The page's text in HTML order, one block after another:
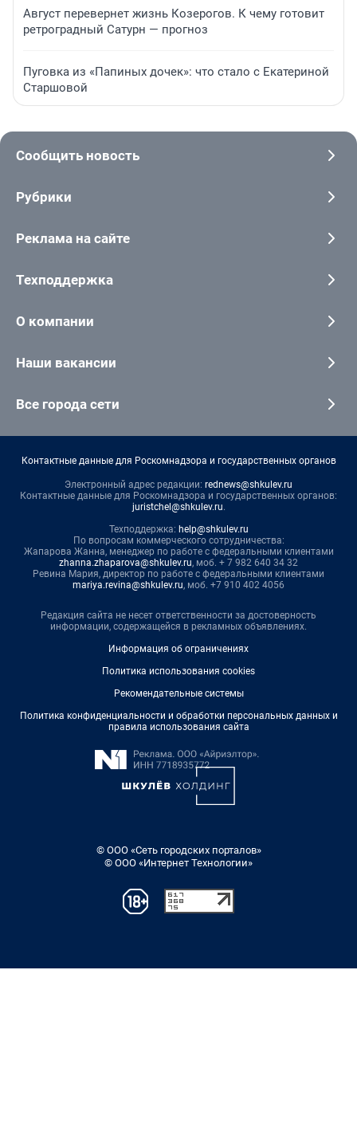
Август перевернет жизнь Козерогов. К чему готовит
ретроградный Сатурн — прогноз
Пуговка из «Папиных дочек»: что стало с Екатериной
Старшовой
Сообщить новость
Рубрики
Реклама на сайте
Техподдержка
О компании
Наши вакансии
Все города сети
Контактные данные для Роскомнадзора и государственных органов
Электронный адрес редакции: rednews@shkulev.ru
Контактные данные для Роскомнадзора и государственных органов:
juristchel@shkulev.ru.
Техподдержка: help@shkulev.ru
По вопросам коммерческого сотрудничества:
Жапарова Жанна, менеджер по работе с федеральными клиентами
zhanna.zhaparova@shkulev.ru, моб. + 7 982 640 34 32
Ревина Мария, директор по работе с федеральными клиентами
mariya.revina@shkulev.ru, моб. +7 910 402 4056
Редакция сайта не несет ответственности за достоверность
информации, содержащейся в рекламных объявлениях.
Информация об ограничениях
Политика использования cookies
Рекомендательные системы
Политика конфиденциальности и обработки персональных данных и
правила использования сайта
© ООО «Сеть городских порталов»
© ООО «Интернет Технологии»